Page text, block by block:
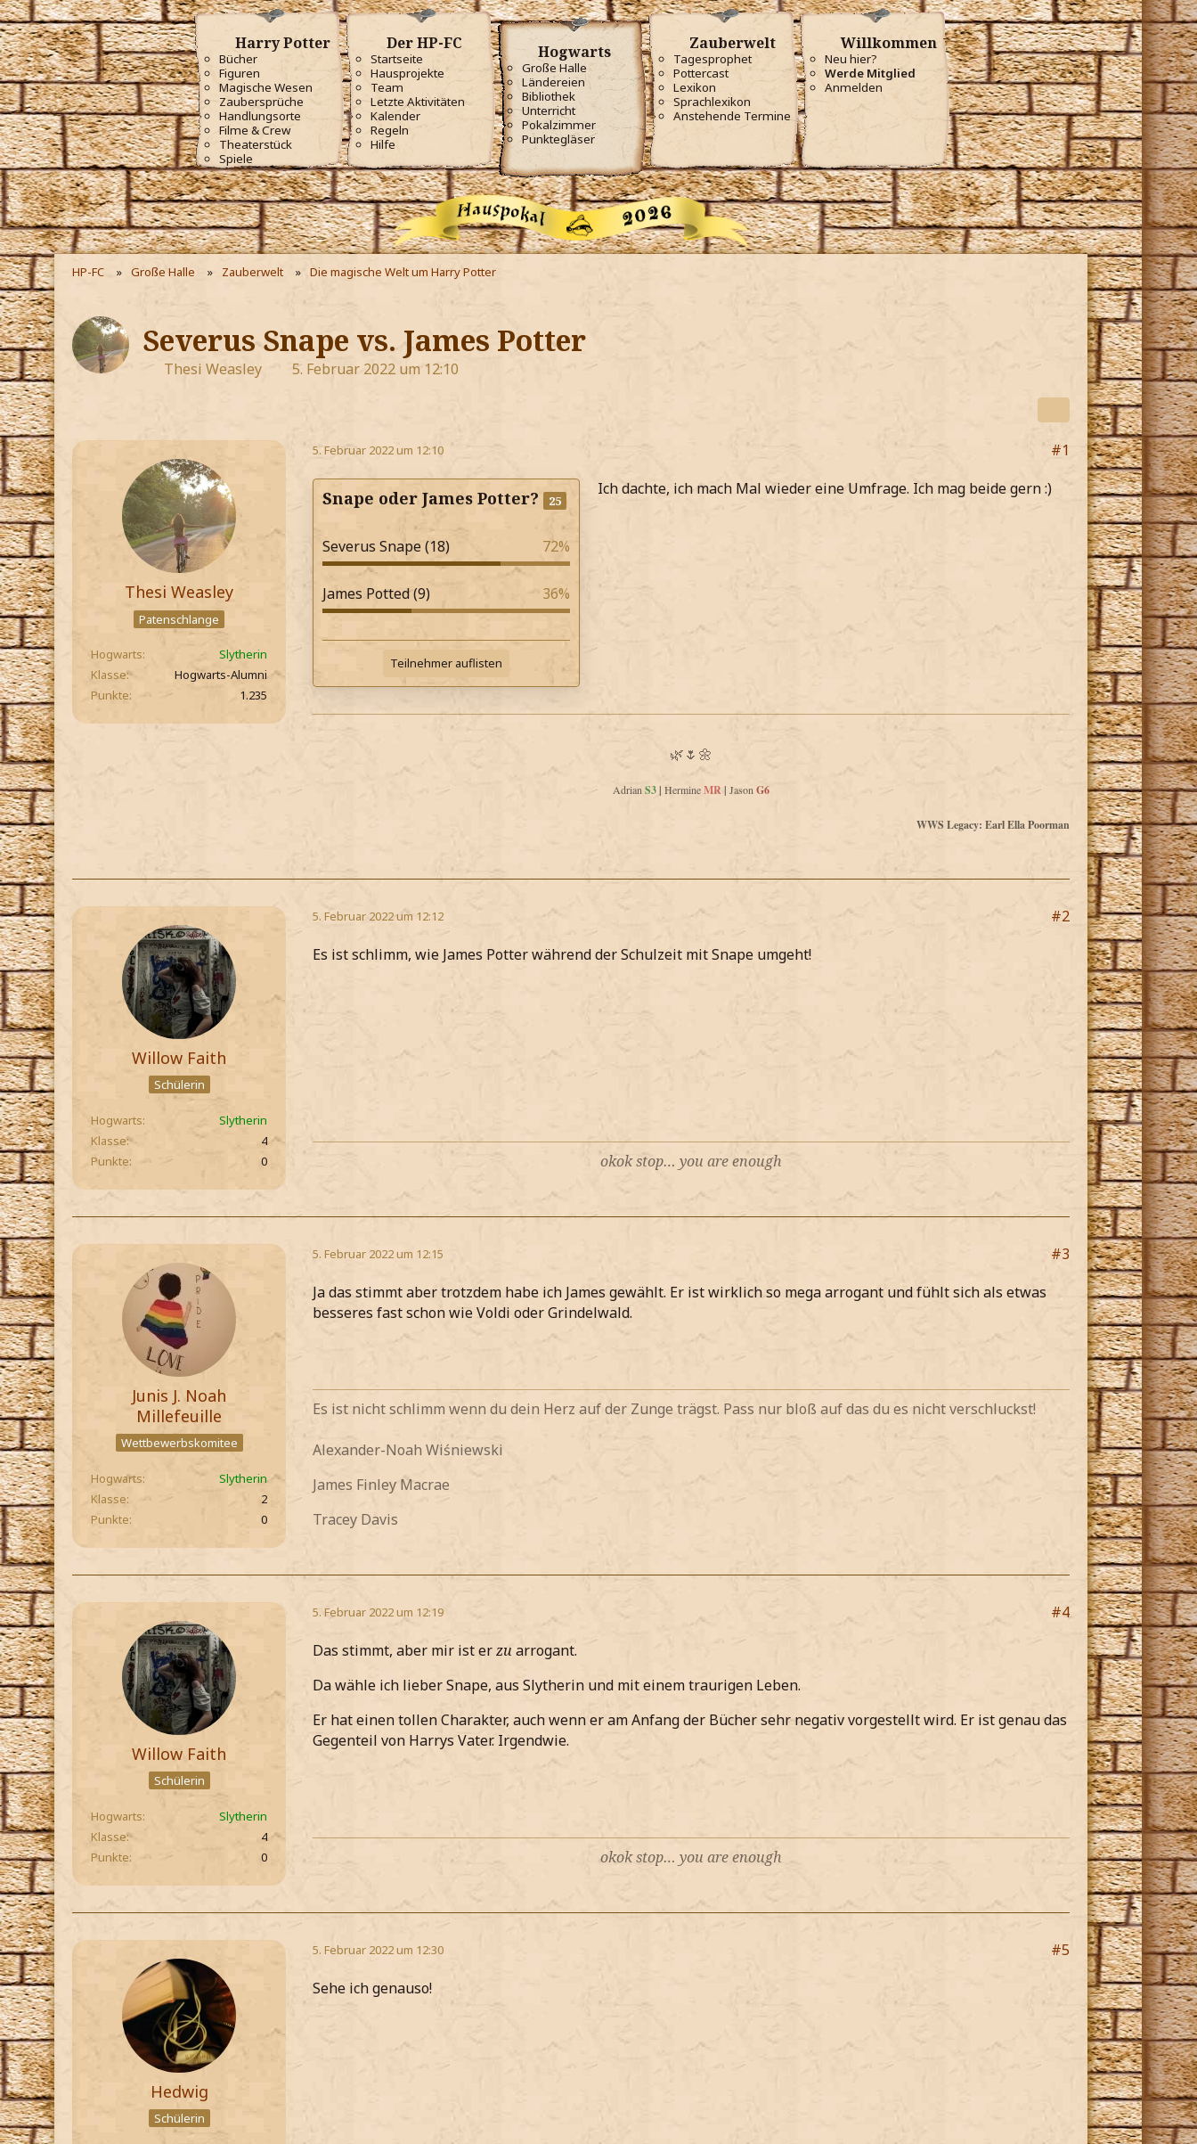
Harry Potter
Bücher
Figuren
Magische Wesen
Zaubersprüche
Handlungsorte
Filme & Crew
Theaterstück
Spiele
Der HP-FC
Startseite
Hausprojekte
Team
Letzte Aktivitäten
Kalender
Regeln
Hilfe
Hogwarts
Große Halle
Ländereien
Bibliothek
Unterricht
Pokalzimmer
Punktegläser
Zauberwelt
Tagesprophet
Pottercast
Lexikon
Sprachlexikon
Anstehende Termine
Willkommen
Neu hier?
Werde Mitglied
Anmelden
HP-FC Große Halle Zauberwelt Die magische Welt um Harry Potter
Severus Snape vs. James Potter
Thesi Weasley 5. Februar 2022 um 12:10
Thesi Weasley
Patenschlange
Hogwarts
Slytherin
Klasse
Hogwarts-Alumni
Punkte
1.235
5. Februar 2022 um 12:10 #1
Snape oder James Potter? 25
Severus Snape (18) 72%
James Potted (9) 36%
Teilnehmer auflisten
Ich dachte, ich mach Mal wieder eine Umfrage. Ich mag beide gern :)
🌿🌷🌼
Adrian S3| HermineMR| Jason G6
WWS Legacy: Earl Ella Poorman
Willow Faith
Schülerin
Hogwarts
Slytherin
Klasse
4
Punkte
0
5. Februar 2022 um 12:12
#2
Es ist schlimm, wie James Potter während der Schulzeit mit Snape umgeht!
okok stop… you are enough
Junis J. Noah
Millefeuille
Wettbewerbskomitee
Hogwarts
Slytherin
Klasse
2
Punkte
0
5. Februar 2022 um 12:15
#3
Ja das stimmt aber trotzdem habe ich James gewählt. Er ist wirklich so mega arrogant und fühlt sich als etwas
besseres fast schon wie Voldi oder Grindelwald.
Es ist nicht schlimm wenn du dein Herz auf der Zunge trägst. Pass nur bloß auf das du es nicht verschluckst!
Alexander-Noah Wiśniewski
James Finley Macrae
Tracey Davis
Willow Faith
Schülerin
Hogwarts
Slytherin
Klasse
4
Punkte
0
5. Februar 2022 um 12:19
#4
Das stimmt, aber mir ist erzu arrogant.
Da wähle ich lieber Snape, aus Slytherin und mit einem traurigen Leben.
Er hat einen tollen Charakter, auch wenn er am Anfang der Bücher sehr negativ vorgestellt wird. Er ist genau das
Gegenteil von Harrys Vater. Irgendwie.
okok stop… you are enough
Hedwig
Schülerin
5. Februar 2022 um 12:30
#5
Sehe ich genauso!